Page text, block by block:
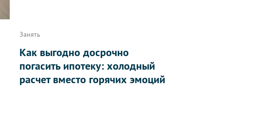
Занять
Как выгодно досрочно
погасить ипотеку: холодный
расчет вместо горячих эмоций